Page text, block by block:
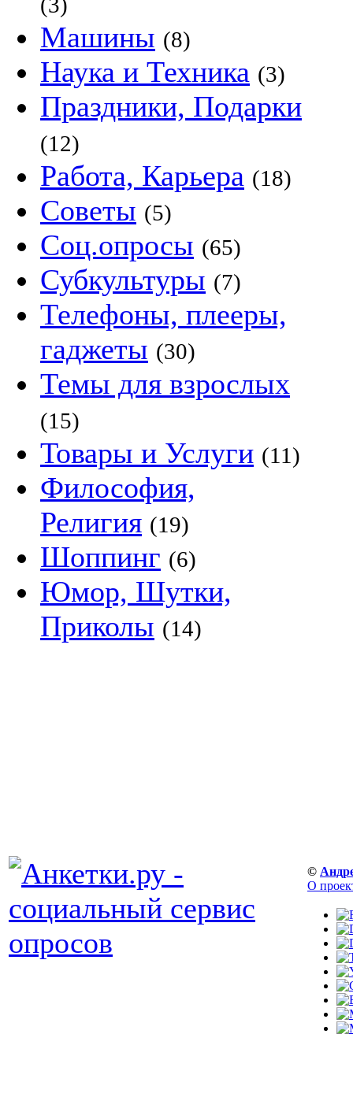
Машины (8)
Наука и Техника (3)
Праздники, Подарки
(12)
Работа, Карьера (18)
Советы (5)
Соц.опросы (65)
Субкультуры (7)
Телефоны, плееры,
гаджеты (30)
Темы для взрослых
(15)
Товары и Услуги (11)
Философия,
Религия (19)
Шоппинг (6)
Юмор, Шутки,
Приколы (14)
©
О